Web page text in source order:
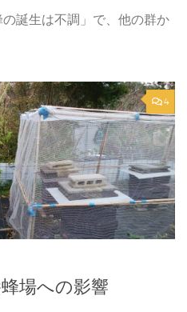
誕生は不調」で、他の群か
4
場への影響